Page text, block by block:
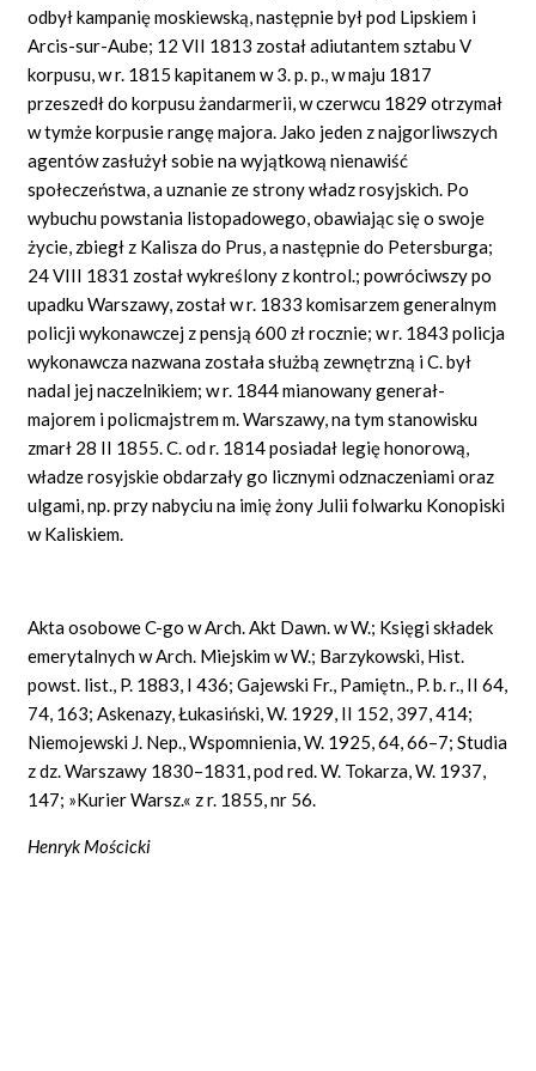
odbył kampanię moskiewską, następnie był pod Lipskiem i
Arcis-sur-Aube; 12 VII 1813 został adiutantem sztabu V
korpusu, w r. 1815 kapitanem w 3. p. p., w maju 1817
przeszedł do korpusu żandarmerii, w czerwcu 1829 otrzymał
w tymże korpusie rangę majora. Jako jeden z najgorliwszych
agentów zasłużył sobie na wyjątkową nienawiść
społeczeństwa, a uznanie ze strony władz rosyjskich. Po
wybuchu powstania listopadowego, obawiając się o swoje
życie, zbiegł z Kalisza do Prus, a następnie do Petersburga;
24 VIII 1831 został wykreślony z kontrol.; powróciwszy po
upadku Warszawy, został w r. 1833 komisarzem generalnym
policji wykonawczej z pensją 600 zł rocznie; w r. 1843 policja
wykonawcza nazwana została służbą zewnętrzną i C. był
nadal jej naczelnikiem; w r. 1844 mianowany generał-
majorem i policmajstrem m. Warszawy, na tym stanowisku
zmarł 28 II 1855. C. od r. 1814 posiadał legię honorową,
władze rosyjskie obdarzały go licznymi odznaczeniami oraz
ulgami, np. przy nabyciu na imię żony Julii folwarku Konopiski
w Kaliskiem.
Akta osobowe C-go w Arch. Akt Dawn. w W.; Księgi składek
emerytalnych w Arch. Miejskim w W.; Barzykowski, Hist.
powst. list., P. 1883, I 436; Gajewski Fr., Pamiętn., P. b. r., II 64,
74, 163; Askenazy, Łukasiński, W. 1929, II 152, 397, 414;
Niemojewski J. Nep., Wspomnienia, W. 1925, 64, 66–7; Studia
z dz. Warszawy 1830–1831, pod red. W. Tokarza, W. 1937,
147; »Kurier Warsz.« z r. 1855, nr 56.
Henryk Mościcki